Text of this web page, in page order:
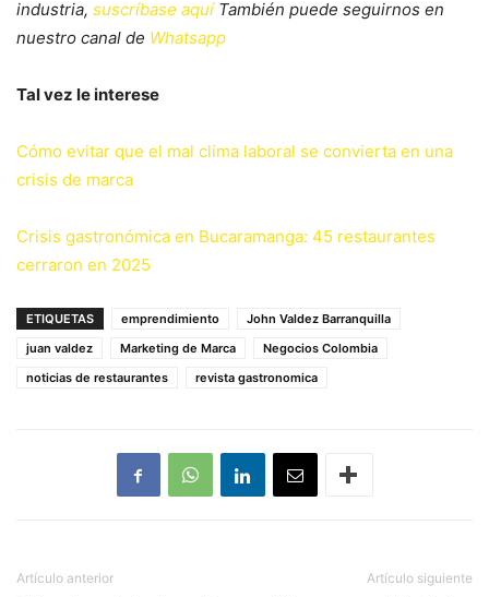
industria, suscríbase aquí También puede seguirnos en
nuestro canal de Whatsapp
Tal vez le interese
Cómo evitar que el mal clima laboral se convierta en una
crisis de marca
Crisis gastronómica en Bucaramanga: 45 restaurantes
cerraron en 2025
ETIQUETAS emprendimiento
John Valdez Barranquilla
juan valdez
Marketing de Marca
Negocios Colombia
noticias de restaurantes
revista gastronomica
Artículo anterior Artículo siguiente